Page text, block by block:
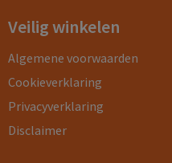
Veilig winkelen
Algemene voorwaarden
Cookieverklaring
Privacyverklaring
Disclaimer